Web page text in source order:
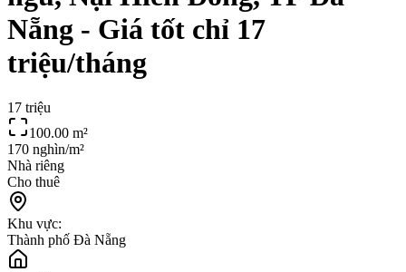
Nẵng - Giá tốt chỉ 17
triệu/tháng
17 triệu
100.00 m²
170 nghìn/m²
Nhà riêng
Cho thuê
Khu vực:
Thành phố Đà Nẵng